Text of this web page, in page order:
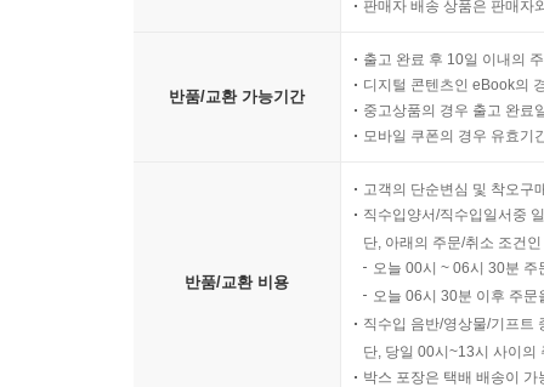
판매자 배송 상품은 판매자
반품/교환 가능기간
출고 완료 후 10일 이내의
디지털 콘텐츠인 eBook의
중고상품의 경우 출고 완료
모바일 쿠폰의 경우 유효기
반품/교환 비용
고객의 단순변심 및 착오구
직수입양서/직수입일서중
단, 아래의 주문/취소 조건
오늘 00시 ~ 06시 30분
오늘 06시 30분 이후 주
직수입 음반/영상물/기프트
단, 당일 00시~13시 사이의
박스 포장은 택배 배송이